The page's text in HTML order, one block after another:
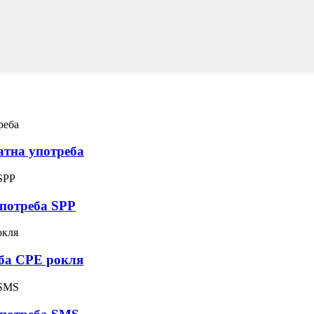
употреба
SPP
CPE рокля